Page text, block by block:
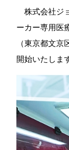
株式会社ジ
ーカー専用医
（東京都文
開始いたしま